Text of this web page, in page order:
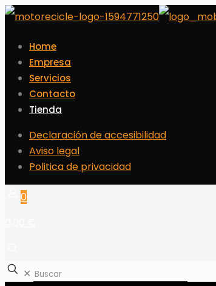
Home
Empresa
Servicios
Contacto
Tienda
Declaración de accesibilidad
Aviso legal
Politica de privacidad
0
✕